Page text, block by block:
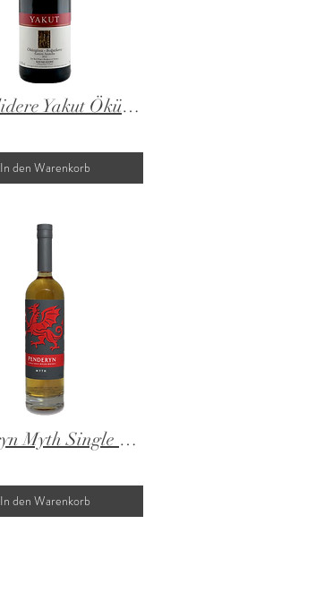
Kavaklidere Yakut Öküzgözü-Bogazkere
In den Warenkorb
Penderyn Myth Single Malt Whisky
In den Warenkorb